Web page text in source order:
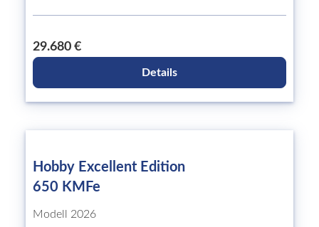
29.680 €
Details
Hobby Excellent Edition
650 KMFe
Modell 2026